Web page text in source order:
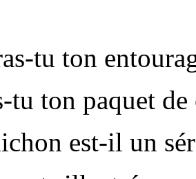
tu ton
tu ton paquet
est-il un